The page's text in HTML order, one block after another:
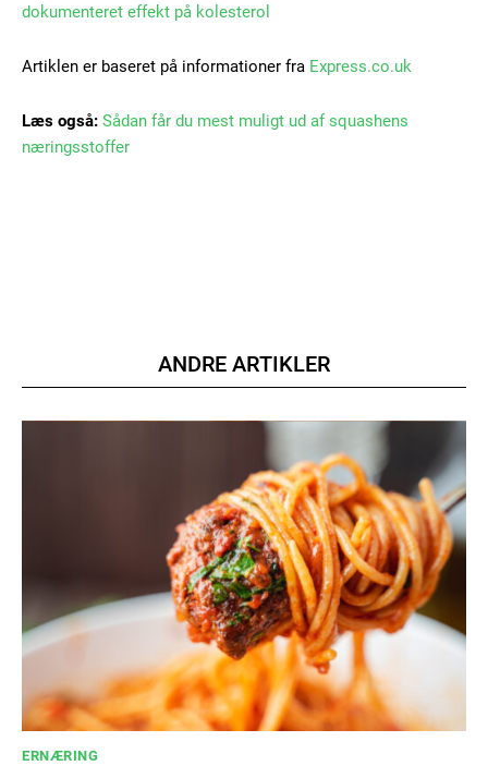
dokumenteret effekt på kolesterol
Artiklen er baseret på informationer fra Express.co.uk
Læs også: Sådan får du mest muligt ud af squashens
næringsstoffer
ANDRE ARTIKLER
ERNÆRING